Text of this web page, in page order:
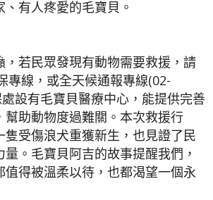
有人疼愛的毛寶貝。
，若民眾發現有動物需要救援，請
專線，或全天候通報專線(02-
設有毛寶貝醫療中心，能提供完善
幫助動物度過難關。本次救援行
隻受傷浪犬重獲新生，也見證了民
。毛寶貝阿吉的故事提醒我們，
值得被溫柔以待，也都渴望一個永